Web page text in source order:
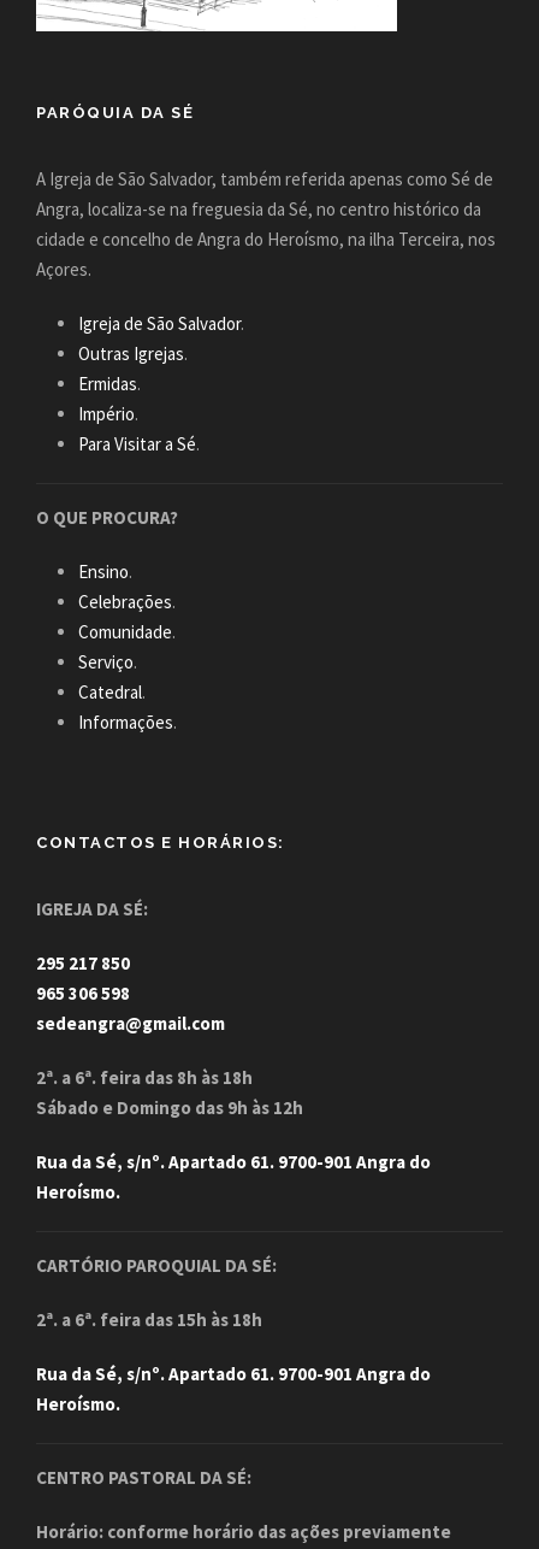
PARÓQUIA DA SÉ
A Igreja de São Salvador, também referida apenas como Sé de
Angra, localiza-se na freguesia da Sé, no centro histórico da
cidade e concelho de Angra do Heroísmo, na ilha Terceira, nos
Açores.
Igreja de São Salvador.
Outras Igrejas.
Ermidas.
Império.
Para Visitar a Sé.
O QUE PROCURA?
Ensino.
Celebrações.
Comunidade.
Serviço.
Catedral.
Informações.
CONTACTOS E HORÁRIOS:
IGREJA DA SÉ:
295 217 850
965 306 598
sedeangra@gmail.com
2ª. a 6ª. feira das 8h às 18h
Sábado e Domingo das 9h às 12h
Rua da Sé, s/nº. Apartado 61. 9700-901 Angra do
Heroísmo.
CARTÓRIO PAROQUIAL DA SÉ:
2ª. a 6ª. feira das 15h às 18h
Rua da Sé, s/nº. Apartado 61. 9700-901 Angra do
Heroísmo.
CENTRO PASTORAL DA SÉ:
Horário: conforme horário das ações previamente